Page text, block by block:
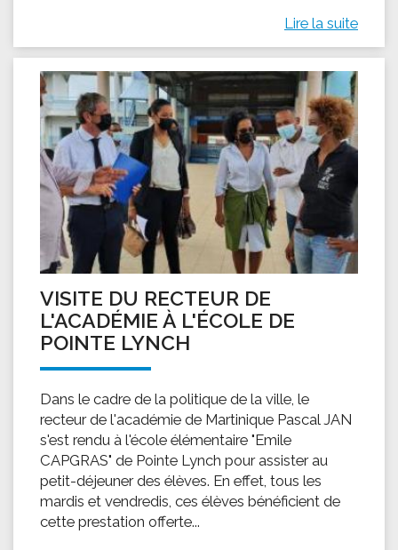
Lire la suite
VISITE DU RECTEUR DE
L'ACADÉMIE À L'ÉCOLE DE
POINTE LYNCH
Dans le cadre de la politique de la ville, le
recteur de l'académie de Martinique Pascal JAN
s'est rendu à l'école élémentaire "Emile
CAPGRAS" de Pointe Lynch pour assister au
petit-déjeuner des élèves. En effet, tous les
mardis et vendredis, ces élèves bénéficient de
cette prestation offerte...